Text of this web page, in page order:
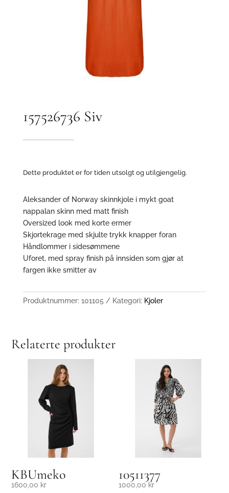
157526736 Siv
Dette produktet er for tiden utsolgt og utilgjengelig.
Aleksander of Norway skinnkjole i mykt goat
nappalan skinn med matt finish
Oversized look med korte ermer
Skjortekrage med skjulte trykk knapper foran
Håndlommer i sidesømmene
Uforet, med spray finish på innsiden som gjør at
fargen ikke smitter av
Produktnummer: 101105 Kategori: Kjoler
Relaterte produkter
KBUmeko
1600,00 kr
10511377
1000,00 kr